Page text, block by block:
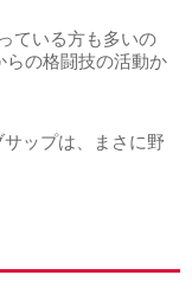
ている方も多いの
らの格闘技の活動か
サップは、まさに野